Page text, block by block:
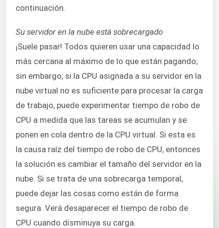
continuación.
Su servidor en la nube está sobrecargado
¡Suele pasar! Todos quieren usar una capacidad lo
más cercana al máximo de lo que están pagando;
sin embargo, si la CPU asignada a su servidor en la
nube virtual no es suficiente para procesar la carga
de trabajo, puede experimentar tiempo de robo de
CPU a medida que las tareas se acumulan y se
ponen en cola dentro de la CPU virtual. Si esta es
la causa raíz del tiempo de robo de CPU, entonces
la solución es cambiar el tamaño del servidor en la
nube. Si se trata de una sobrecarga temporal,
puede dejar las cosas como están de forma
segura. Verá desaparecer el tiempo de robo de
CPU cuando disminuya su carga.